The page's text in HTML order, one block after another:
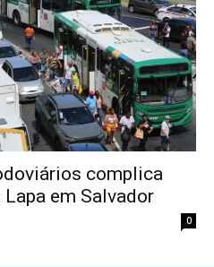
complica
em Salvador
0